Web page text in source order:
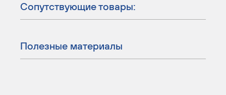
Сопутствующие товары:
Полезные материалы